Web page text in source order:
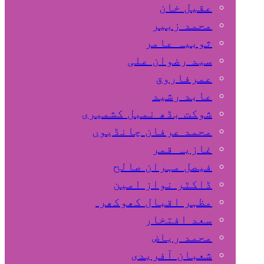
عقیل خان
محمد زبیر
ثوبیہ عامر
سید رضوان علی
عمرفاروق
عابد رشید
شوکت بڈھ نمبل کشمیری
محمد عرفان چانڈیوں
غازیہ قمر
فیصل مہران صالح
ڈاکٹر نواز امین
مظہر اقبال کھوکھر
سعد افتخار
محمد ریاض
شعبان آفریدی